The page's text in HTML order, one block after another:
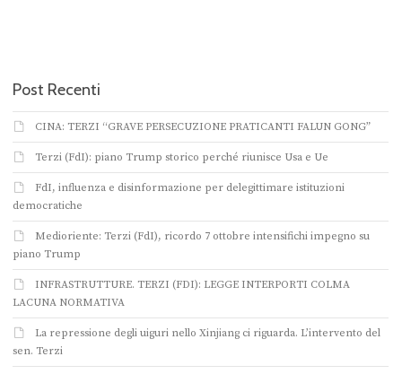
Post Recenti
CINA: TERZI “GRAVE PERSECUZIONE PRATICANTI FALUN GONG”
Terzi (FdI): piano Trump storico perché riunisce Usa e Ue
FdI, influenza e disinformazione per delegittimare istituzioni
democratiche
Medioriente: Terzi (FdI), ricordo 7 ottobre intensifichi impegno su
piano Trump
INFRASTRUTTURE. TERZI (FDI): LEGGE INTERPORTI COLMA
LACUNA NORMATIVA
La repressione degli uiguri nello Xinjiang ci riguarda. L’intervento del
sen. Terzi